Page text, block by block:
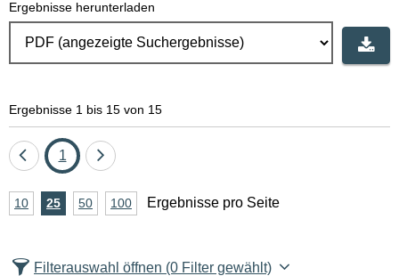
Ergebnisse herunterladen
Ergebnisse 1 bis 15 von 15
Eine
zurück
Seite
1
Eine
vor
A
z
10Ergebnisse
25Ergebnisse
50Ergebnisse
100Ergebnisse
Ergebnisse pro Seite
Filterauswahl öffnen (0 Filter gewählt)